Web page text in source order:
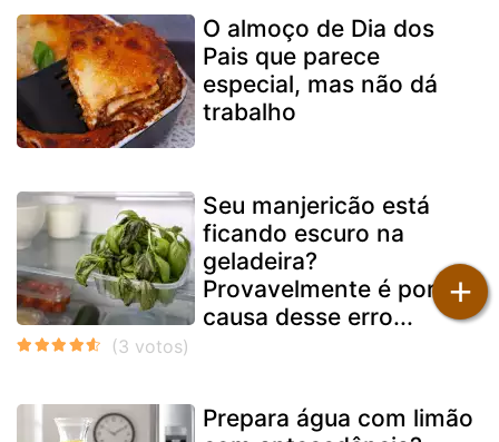
O almoço de Dia dos
Pais que parece
especial, mas não dá
trabalho
Seu manjericão está
ficando escuro na
geladeira?
Provavelmente é por
causa desse erro...
Prepara água com limão
+